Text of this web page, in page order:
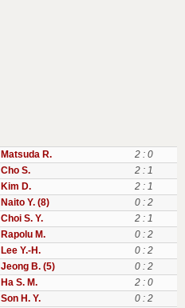
Matsuda R.
2 : 0
Cho S.
2 : 1
Kim D.
2 : 1
Naito Y. (8)
0 : 2
Choi S. Y.
2 : 1
Rapolu M.
0 : 2
Lee Y.-H.
0 : 2
Jeong B. (5)
0 : 2
Ha S. M.
2 : 0
Son H. Y.
0 : 2